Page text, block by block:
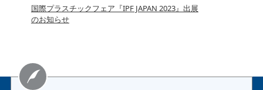
国際プラスチックフェア『IPF JAPAN 2023』出展
のお知らせ